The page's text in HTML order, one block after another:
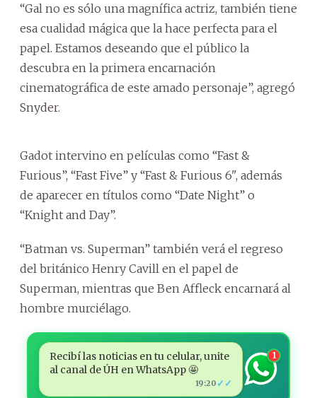
“Gal no es sólo una magnífica actriz, también tiene
esa cualidad mágica que la hace perfecta para el
papel. Estamos deseando que el público la
descubra en la primera encarnación
cinematográfica de este amado personaje”, agregó
Snyder.
Gadot intervino en películas como “Fast &
Furious”, “Fast Five” y “Fast & Furious 6", además
de aparecer en títulos como “Date Night” o
“Knight and Day”.
“Batman vs. Superman” también verá el regreso
del británico Henry Cavill en el papel de
Superman, mientras que Ben Affleck encarnará al
hombre murciélago.
Recibí las noticias en tu celular, unite
al canal de ÚH en WhatsApp 🤩
19:20 ✓✓
1